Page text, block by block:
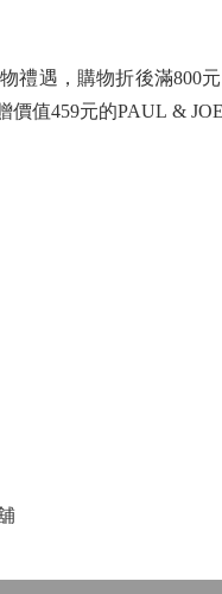
遇，購物折後滿800元
價值459元的PAUL &